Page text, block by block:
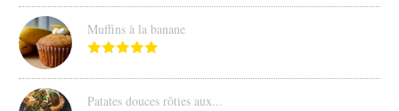
Muffins à la banane
Patates douces rôties aux...